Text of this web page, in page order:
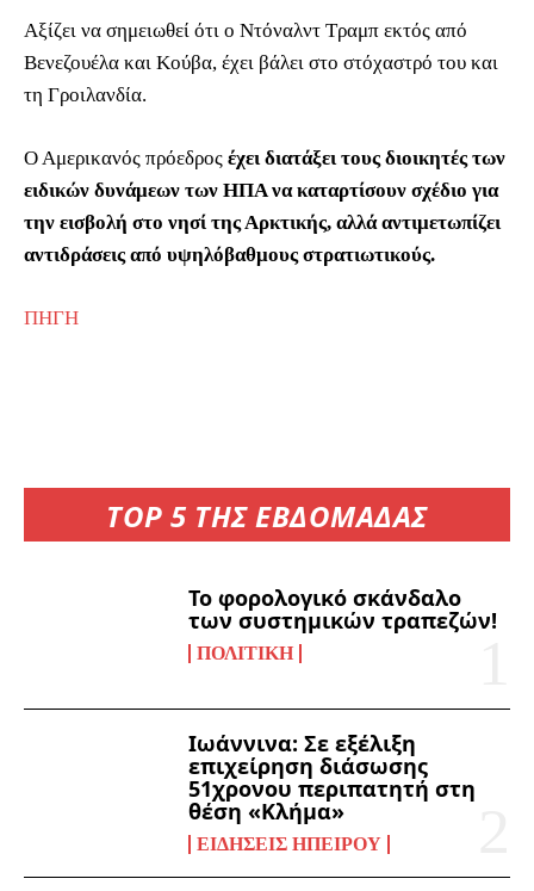
TOP 5 ΤΗΣ ΕΒΔΟΜΑΔΑΣ
Το φορολογικό σκάνδαλο
των συστημικών τραπεζών!
ΠΟΛΙΤΙΚΉ
Ιωάννινα: Σε εξέλιξη
επιχείρηση διάσωσης
51χρονου περιπατητή στη
θέση «Κλήμα»
ΕΙΔΉΣΕΙΣ ΗΠΕΊΡΟΥ
Αξίζει να σημειωθεί ότι ο Ντόναλντ Τραμπ εκτός από
Βενεζουέλα και Κούβα, έχει βάλει στο στόχαστρό του και
τη Γροιλανδία.
Ο Αμερικανός πρόεδρος έχει διατάξει τους διοικητές των
ειδικών δυνάμεων των ΗΠΑ να καταρτίσουν σχέδιο για
την εισβολή στο νησί της Αρκτικής, αλλά αντιμετωπίζει
αντιδράσεις από υψηλόβαθμους στρατιωτικούς.
ΠΗΓΗ